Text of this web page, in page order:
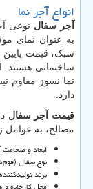
انواع آجر نما
آجر سفال نوعی
به عنوان نمای
سبک، قیمت پایین
ساختمانی هستند.
نما نسوز مقاوم
دارد.
قیمت آجر سفال
مصالح، به عوامل
ابعاد و ضخامت
نوع سفال
برند